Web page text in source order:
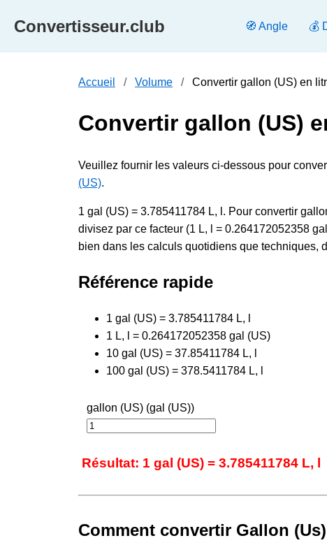
Convertisseur.club 🧭 Angle 💰
Accueil Volume Convertir gallon (US) en
Convertir gallon (US)
Veuillez fournir les valeurs ci-dessous pour
(US).
1 gal (US) = 3.785411784 L, l. Pour convertir
divisez par ce facteur (1 L, l = 0.264172052358
bien dans les calculs quotidiens que techniques,
Référence rapide
1 gal (US) = 3.785411784 L, l
1 L, l = 0.264172052358 gal (US)
10 gal (US) = 37.85411784 L, l
100 gal (US) = 378.5411784 L, l
gallon (US) (gal (US))
Résultat: 1 gal (US) = 3.785411784 L, l
Comment convertir Gallon